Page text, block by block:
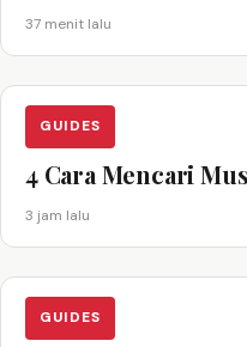
37 menit lalu
GUIDES
4 Cara Mencari
3 jam lalu
GUIDES